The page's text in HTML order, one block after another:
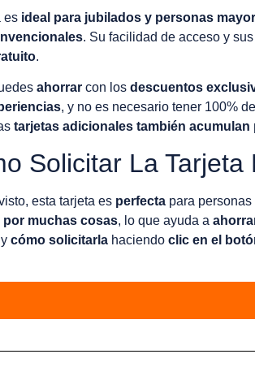
es ideal para jubilados y personas
. Su facilidad de acceso y
.
ahorrar con los descuentos
, y no es necesario tener 100%
tarjetas adicionales también acumulan
Solicitar La
esta tarjeta es perfecta para
por muchas cosas, lo que ayuda a
y cómo solicitarla haciendo clic en el